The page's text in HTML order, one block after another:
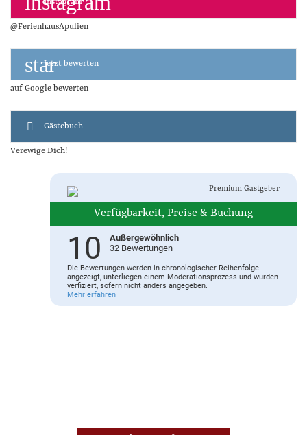
Jetzt bewerten
Gästebuch
Premium Gastgeber
Verfügbarkeit, Preise & Buchung
10
Außergewöhnlich
32 Bewertungen
Die Bewertungen werden in chronologischer Reihenfolge
angezeigt, unterliegen einem Moderationsprozess und wurden
verfiziert, sofern nicht anders angegeben.
Mehr erfahren